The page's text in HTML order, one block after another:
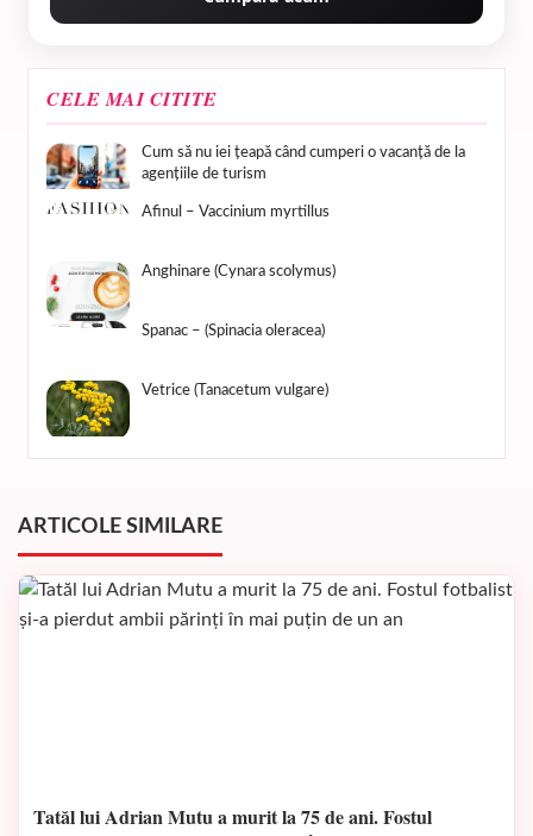
CELE MAI CITITE
Cum să nu iei țeapă când cumperi o vacanță de la
agențiile de turism
Afinul – Vaccinium myrtillus
Anghinare (Cynara scolymus)
Spanac – (Spinacia oleracea)
Vetrice (Tanacetum vulgare)
ARTICOLE SIMILARE
Tatăl lui Adrian Mutu a murit la 75 de ani. Fostul